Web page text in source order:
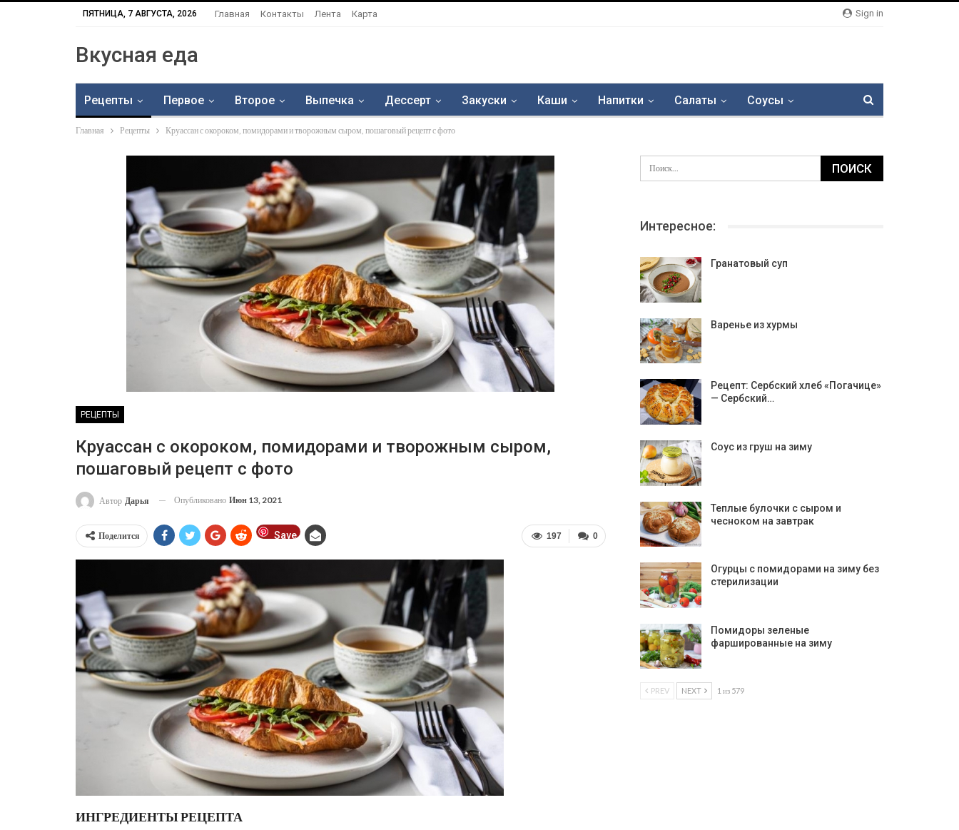
Sign in
ПЯТНИЦА, 7 АВГУСТА, 2026 Главная Контакты Лента Карта
Вкусная еда
Рецепты Первое Второе Выпечка Дессерт Закуски Каши Напитки Салаты Соусы
Главная Рецепты Круассан с окороком, помидорами и творожным сыром, пошаговый рецепт с фото
РЕЦЕПТЫ
Круассан с окороком, помидорами и творожным сыром,
пошаговый рецепт с фото
Автор Дарья Опубликовано Июн 13, 2021
0
197
Поделится Save
ИНГРЕДИЕНТЫ РЕЦЕПТА
Интересное:
Гранатовый суп
Варенье из хурмы
Рецепт: Сербский хлеб «Погачице»
— Сербский…
Соус из груш на зиму
Теплые булочки с сыром и
чесноком на завтрак
Огурцы с помидорами на зиму без
стерилизации
Помидоры зеленые
фаршированные на зиму
PREV NEXT 1 из 579